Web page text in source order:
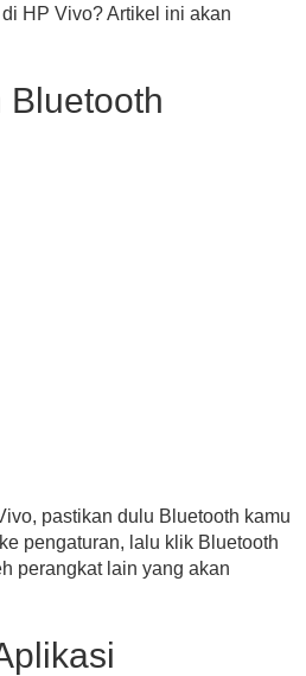
HP Vivo? Artikel ini akan
Bluetooth
pastikan dulu Bluetooth kamu
pengaturan, lalu klik Bluetooth
perangkat lain yang akan